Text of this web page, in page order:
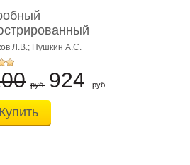
к ром� ...
Л.В.; Пушкин А.С.
руб. 924 руб.
Купить